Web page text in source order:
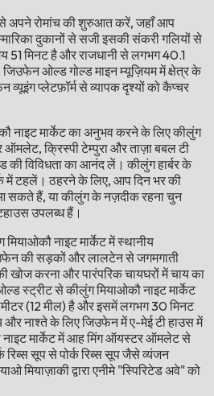
अपने रोमांच की शुरुआत करें, जहाँ आप
दुकानों से सजी इसकी संकरी गलियों से
51 मिनट है और राजधानी से लगभग 40.1
ओल्ड गोल्ड माइन म्यूज़ियम में क्षेत्र के
व्यूइंग प्लेटफ़ॉर्म से व्यापक दृश्यों को कैप्चर
नाइट मार्केट का अनुभव करने के लिए कीलुंग
क्रिस्पी टेम्पुरा और ताज़ा बबल टी
की विविधता का आनंद लें। कीलुंग हार्बर के
में टहलें। ठहरने के लिए, आप दिन भर की
सकते हैं, या कीलुंग के नज़दीक रहना चुन
उपलब्ध हैं।
नाइट मार्केट में स्थानीय
की सड़कों और लालटेन से जगमगाती
खोज करना और पारंपरिक चायघरों में चाय का
स्ट्रीट से कीलुंग मियाओकौ नाइट मार्केट
(12 मील) है और इसमें लगभग 30 मिनट
और नाश्ते के लिए जिउफेन में ए-मेई टी हाउस में
मार्केट में आह मिंग ऑयस्टर ऑमलेट से
सूप से पोर्क रिब्स सूप जैसे व्यंजन
मियाज़ाकी द्वारा एनीमे "स्पिरिटेड अवे" को